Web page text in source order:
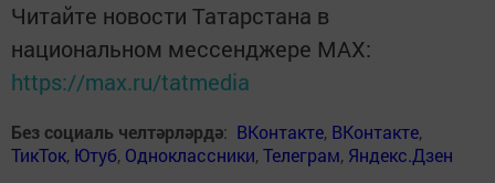
Читайте новости Татарстана в
национальном мессенджере MАХ:
https://max.ru/tatmedia
Без социаль челтәрләрдә: ВКонтакте, ВКонтакте,
ТикТок, Ютуб, Одноклассники,Телеграм, Яндекс.Дзен